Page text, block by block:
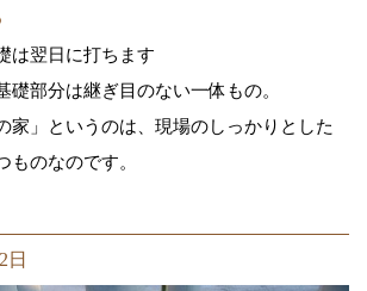
は翌日に打ちます
礎部分は継ぎ目のない一体もの。
家」というのは、現場のしっかりとした
ものなのです。
日